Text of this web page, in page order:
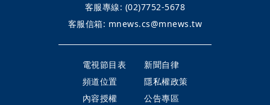
客服專線: (02)7752-5678
客服信箱: mnews.cs@mnews.tw
電視節目表
新聞自律
頻道位置
隱私權政策
內容授權
公告專區